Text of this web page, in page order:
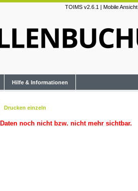
TOIMS v2.6.1 | Mobile Ansicht
Hilfe & Informationen
Drucken einzeln
noch nicht bzw. nicht mehr sichtbar.